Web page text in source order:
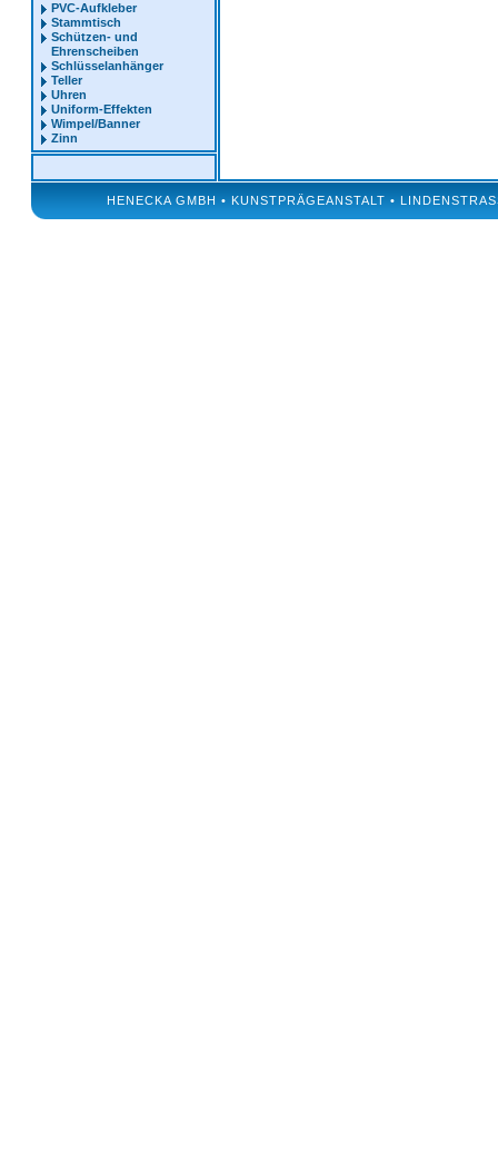
PVC-Aufkleber
Stammtisch
Schützen- und
Ehrenscheiben
Schlüsselanhänger
Teller
Uhren
Uniform-Effekten
Wimpel/Banner
Zinn
HENECKA GMBH • KUNSTPRÄGEANSTALT •